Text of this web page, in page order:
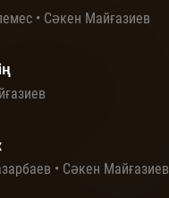
• Сәкен Майғазиев
• Сәкен Майғазиев